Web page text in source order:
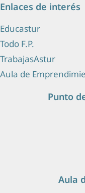
Enlaces de interés
Educastur
Todo F.P.
TrabajasAstur
Aula de
Punto
Aula